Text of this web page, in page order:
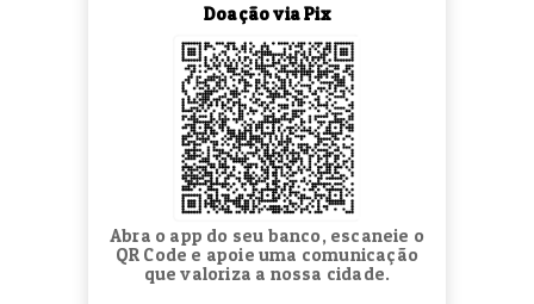
Doação via Pix
Abra o app do seu banco, escaneie o
QR Code e apoie uma comunicação
que valoriza a nossa cidade.